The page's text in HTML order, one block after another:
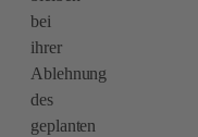
bei
ihrer
Ablehnung
des
geplanten